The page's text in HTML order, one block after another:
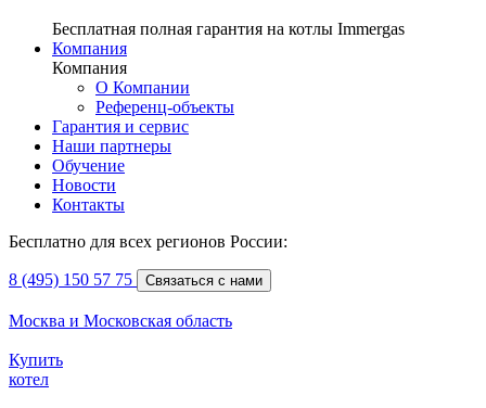
Бесплатная полная гарантия на котлы Immergas
Компания
Компания
О Компании
Референц-объекты
Гарантия и сервис
Наши партнеры
Обучение
Новости
Контакты
Бесплатно для всех регионов России:
8 (495) 150 57 75 Связаться с нами
Москва и Московская область
Купить
котел